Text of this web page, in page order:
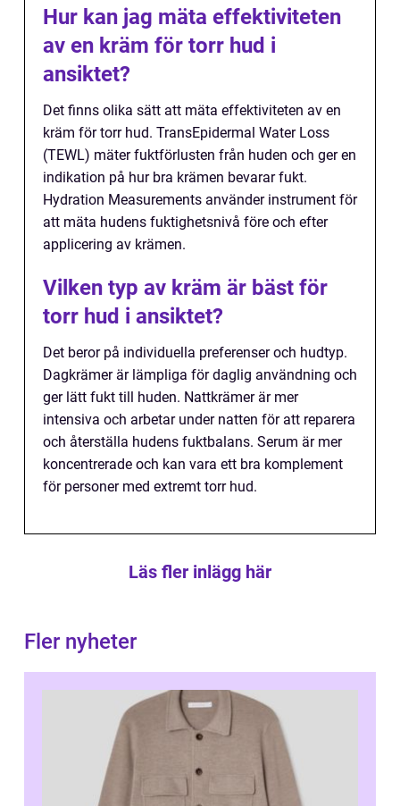
Hur kan jag mäta effektiviteten
av en kräm för torr hud i
ansiktet?
Det finns olika sätt att mäta effektiviteten av en
kräm för torr hud. TransEpidermal Water Loss
(TEWL) mäter fuktförlusten från huden och ger en
indikation på hur bra krämen bevarar fukt.
Hydration Measurements använder instrument för
att mäta hudens fuktighetsnivå före och efter
applicering av krämen.
Vilken typ av kräm är bäst för
torr hud i ansiktet?
Det beror på individuella preferenser och hudtyp.
Dagkrämer är lämpliga för daglig användning och
ger lätt fukt till huden. Nattkrämer är mer
intensiva och arbetar under natten för att reparera
och återställa hudens fuktbalans. Serum är mer
koncentrerade och kan vara ett bra komplement
för personer med extremt torr hud.
Läs fler inlägg här
Fler nyheter